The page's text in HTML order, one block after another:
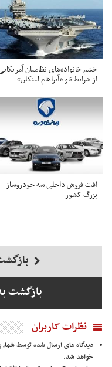
خشم خانواده‌های نظامیان
از شرایط ناو «آبراهام لینکلن»
افت فروش داخلی سه خودروساز
بزرگ کشور
بازگشت
نظرات کاربران
دیدگاه های ارسال شده توسط
خواهد شد.